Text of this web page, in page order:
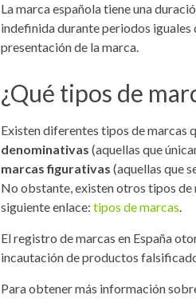
La marca española tiene una
indefinida durante periodos
presentación de la marca.
¿Qué tipos de
Existen diferentes tipos de marcas
denominativas (aquellas que
marcas figurativas (aquellas que
No obstante, existen otros tipos de
siguiente enlace: tipos de marcas.
El registro de marcas en España
incautación de productos
Para obtener más información